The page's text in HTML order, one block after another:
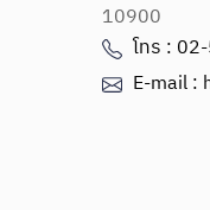
10900
โทร :
E-mail :